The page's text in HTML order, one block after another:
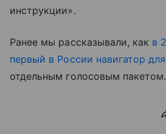
инструкции».
Ранее мы рассказывали, как в
первый в России навигатор
отдельным голосовым пакетом.